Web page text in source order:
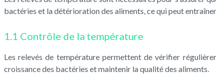
bactéries et la détérioration des aliments, ce qui peut
1.1 Contrôle de la température
Les relevés de température permettent de vérifier
croissance des bactéries et maintenir la qualité des aliments.